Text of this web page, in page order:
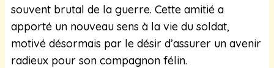
souvent brutal de la guerre. Cette amitié a
apporté un nouveau sens à la vie du soldat,
motivé désormais par le désir d’assurer un avenir
radieux pour son compagnon félin.